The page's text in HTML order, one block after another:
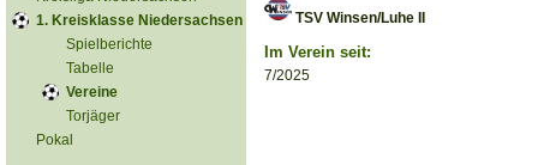
1. Kreisklasse Niedersachsen
Spielberichte
Tabelle
Vereine
Torjäger
Pokal
TSV Winsen/Luhe II
Im Verein seit:
7/2025